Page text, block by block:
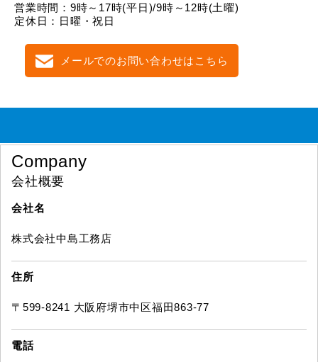
営業時間：9時～17時(平日)/9時～12時(土曜)
定休日：日曜・祝日
メールでのお問い合わせはこちら
Company
会社概要
会社名
株式会社中島工務店
住所
〒599-8241 大阪府堺市中区福田863-77
電話